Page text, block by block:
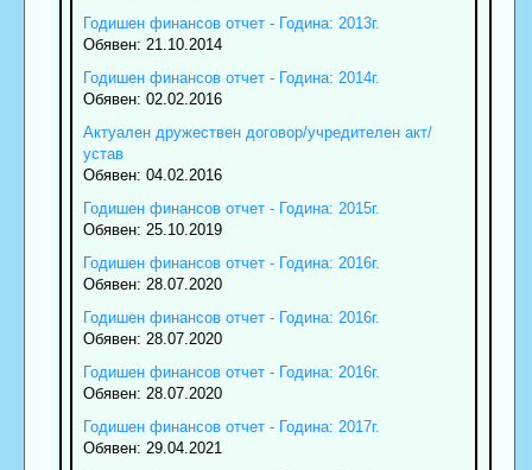
Годишен финансов отчет - Година: 2013г.
Обявен: 21.10.2014
Годишен финансов отчет - Година: 2014г.
Обявен: 02.02.2016
Актуален дружествен договор/учредителен акт/
устав
Обявен: 04.02.2016
Годишен финансов отчет - Година: 2015г.
Обявен: 25.10.2019
Годишен финансов отчет - Година: 2016г.
Обявен: 28.07.2020
Годишен финансов отчет - Година: 2016г.
Обявен: 28.07.2020
Годишен финансов отчет - Година: 2016г.
Обявен: 28.07.2020
Годишен финансов отчет - Година: 2017г.
Обявен: 29.04.2021